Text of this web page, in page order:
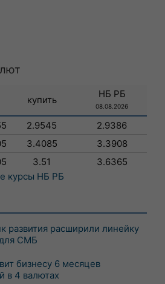
купить
НБ РБ
08.08.2026
2.9545
2.9386
3.4085
3.3908
3.51
3.6365
курсы НБ РБ
развития расширили линейку
СМБ
бизнесу 6 месяцев
в 4 валютах